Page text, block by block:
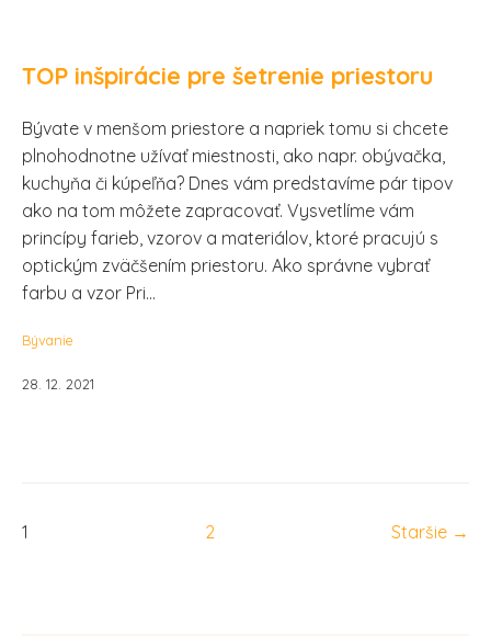
TOP inšpirácie pre šetrenie priestoru
Bývate v menšom priestore a napriek tomu si chcete
plnohodnotne užívať miestnosti, ako napr. obývačka,
kuchyňa či kúpeľňa? Dnes vám predstavíme pár tipov
ako na tom môžete zapracovať. Vysvetlíme vám
princípy farieb, vzorov a materiálov, ktoré pracujú s
optickým zväčšením priestoru. Ako správne vybrať
farbu a vzor Pri...
Bývanie
28. 12. 2021
1 2 Staršie →